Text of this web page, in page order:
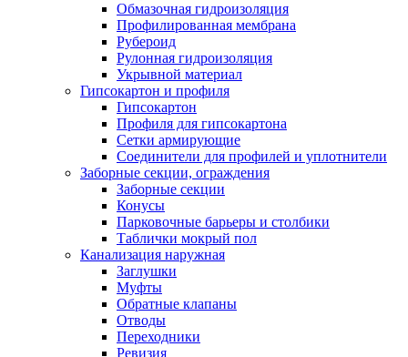
Обмазочная гидроизоляция
Профилированная мембрана
Рубероид
Рулонная гидроизоляция
Укрывной материал
Гипсокартон и профиля
Гипсокартон
Профиля для гипсокартона
Сетки армирующие
Соединители для профилей и уплотнители
Заборные секции, ограждения
Заборные секции
Конусы
Парковочные барьеры и столбики
Таблички мокрый пол
Канализация наружная
Заглушки
Муфты
Обратные клапаны
Отводы
Переходники
Ревизия